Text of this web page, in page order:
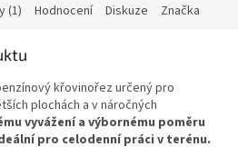
(1) Hodnocení Diskuze Značka
křovinořez určený pro
plochách a v náročných
vyvážení a výbornému poměru
pro celodenní práci v terénu.